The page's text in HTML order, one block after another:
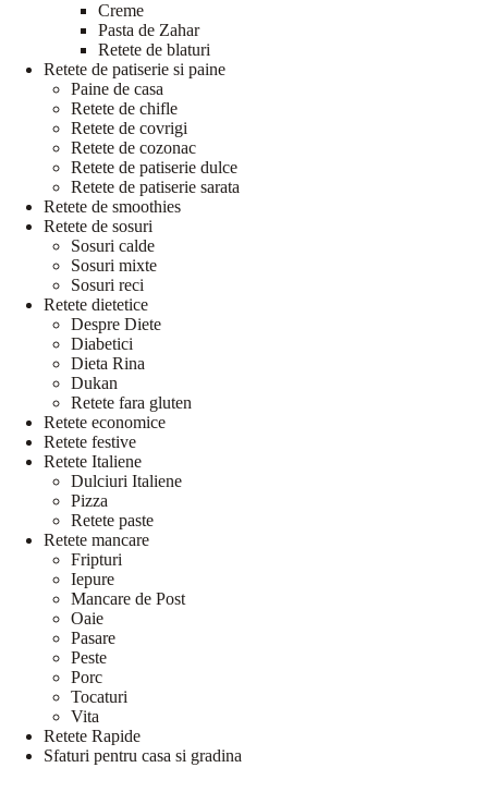
Creme
Pasta de Zahar
Retete de blaturi
Retete de patiserie si paine
Paine de casa
Retete de chifle
Retete de covrigi
Retete de cozonac
Retete de patiserie dulce
Retete de patiserie sarata
Retete de smoothies
Retete de sosuri
Sosuri calde
Sosuri mixte
Sosuri reci
Retete dietetice
Despre Diete
Diabetici
Dieta Rina
Dukan
Retete fara gluten
Retete economice
Retete festive
Retete Italiene
Dulciuri Italiene
Pizza
Retete paste
Retete mancare
Fripturi
Iepure
Mancare de Post
Oaie
Pasare
Peste
Porc
Tocaturi
Vita
Retete Rapide
Sfaturi pentru casa si gradina